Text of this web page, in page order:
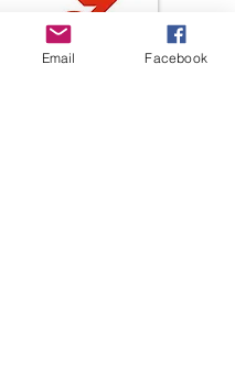
Email Facebook